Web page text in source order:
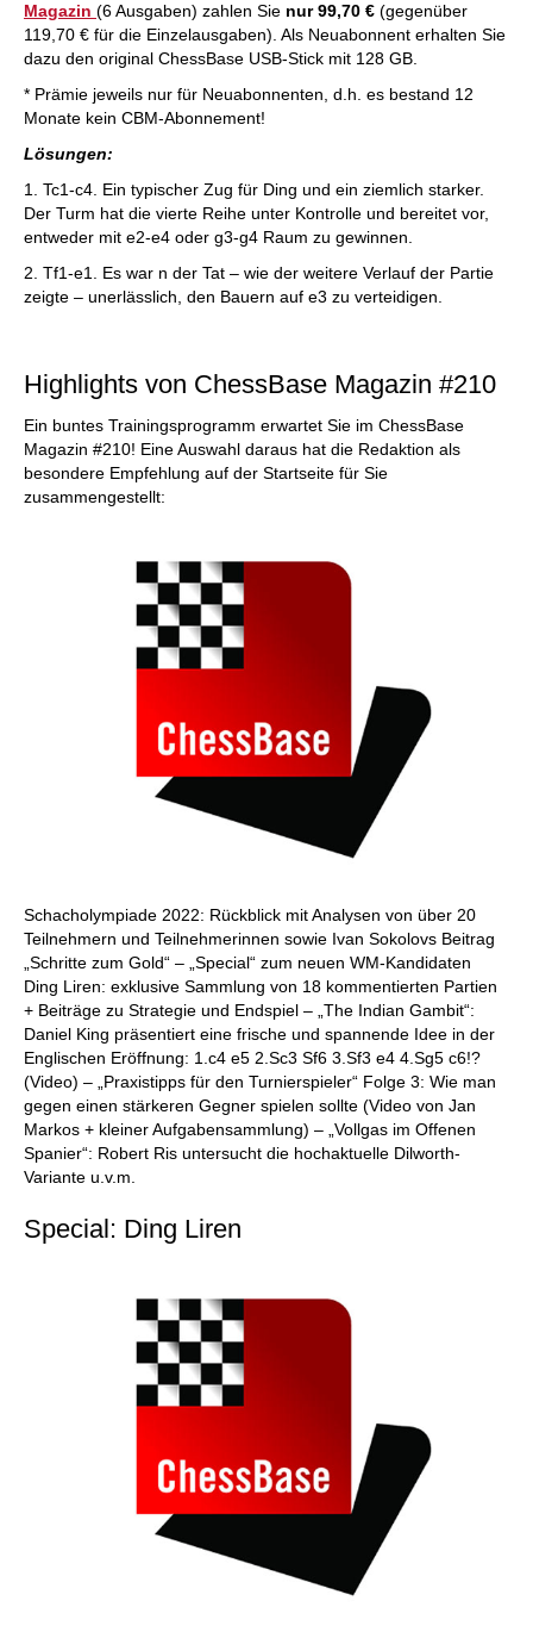
Magazin (6 Ausgaben) zahlen Sie nur 99,70 € (gegenüber
119,70 € für die Einzelausgaben). Als Neuabonnent erhalten Sie
dazu den original ChessBase USB-Stick mit 128 GB.
* Prämie jeweils nur für Neuabonnenten, d.h. es bestand 12
Monate kein CBM-Abonnement!
Lösungen:
1. Tc1-c4. Ein typischer Zug für Ding und ein ziemlich starker.
Der Turm hat die vierte Reihe unter Kontrolle und bereitet vor,
entweder mit e2-e4 oder g3-g4 Raum zu gewinnen.
2. Tf1-e1. Es war n der Tat – wie der weitere Verlauf der Partie
zeigte – unerlässlich, den Bauern auf e3 zu verteidigen.
Highlights von ChessBase Magazin #210
Ein buntes Trainingsprogramm erwartet Sie im ChessBase
Magazin #210! Eine Auswahl daraus hat die Redaktion als
besondere Empfehlung auf der Startseite für Sie
zusammengestellt:
Schacholympiade 2022: Rückblick mit Analysen von über 20
Teilnehmern und Teilnehmerinnen sowie Ivan Sokolovs Beitrag
„Schritte zum Gold“ – „Special“ zum neuen WM-Kandidaten
Ding Liren: exklusive Sammlung von 18 kommentierten Partien
+ Beiträge zu Strategie und Endspiel – „The Indian Gambit“:
Daniel King präsentiert eine frische und spannende Idee in der
Englischen Eröffnung: 1.c4 e5 2.Sc3 Sf6 3.Sf3 e4 4.Sg5 c6!?
(Video) – „Praxistipps für den Turnierspieler“ Folge 3: Wie man
gegen einen stärkeren Gegner spielen sollte (Video von Jan
Markos + kleiner Aufgabensammlung) – „Vollgas im Offenen
Spanier“: Robert Ris untersucht die hochaktuelle Dilworth-
Variante u.v.m.
Special: Ding Liren